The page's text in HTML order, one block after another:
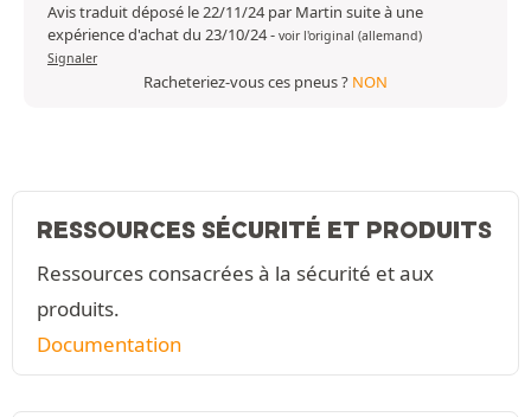
Avis traduit déposé le 22/11/24 par Martin suite à une
expérience d'achat du 23/10/24- voir l'original (allemand)
Signaler
Racheteriez-vous ces pneus ? NON
RESSOURCES SÉCURITÉ ET PRODUITS
Ressources consacrées à la sécurité et aux
produits.
Documentation